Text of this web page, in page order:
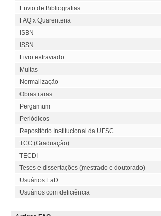
Envio de Bibliografias
FAQ x Quarentena
ISBN
ISSN
Livro extraviado
Multas
Normalização
Obras raras
Pergamum
Periódicos
Repositório Institucional da UFSC
TCC (Graduação)
TECDI
Teses e dissertações (mestrado e doutorado)
Usuários EaD
Usuários com deficiência